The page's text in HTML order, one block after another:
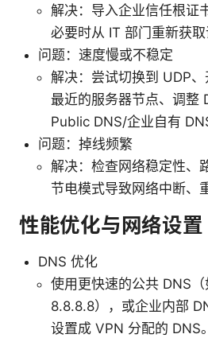
解决：导入企业信任根证
必要时从 IT 部门重新获取
问题：速度慢或不稳定
解决：尝试切换到 UDP
最近的服务器节点、调整
Public DNS/企业自有
问题：掉线频繁
解决：检查网络稳定性、
节电模式导致网络中断、
性能优化与网络设置
DNS 优化
使用更快速的公共 DNS（
8.8.8.8），或企业内部
设置成 VPN 分配的 DNS。